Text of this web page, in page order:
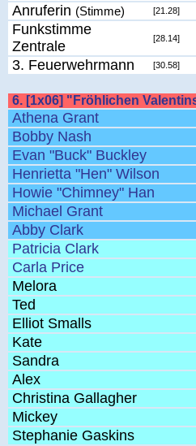
Anruferin (Stimme) [21.28]
Funkstimme
Zentrale
[28.14]
3. Feuerwehrmann [30.58]
6. [1x06] "Fröhlichen
Athena Grant
Bobby Nash
Evan "Buck" Buckley
Henrietta "Hen" Wilson
Howie "Chimney" Han
Michael Grant
Abby Clark
Patricia Clark
Carla Price
Melora
Ted
Elliot Smalls
Kate
Sandra
Alex
Christina Gallagher
Mickey
Stephanie Gaskins